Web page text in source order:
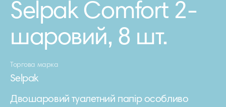
Selpak Comfort 2-
шаровий, 8 шт.
Торгова марка
Selpak
Двошаровий туалетний папір особливо